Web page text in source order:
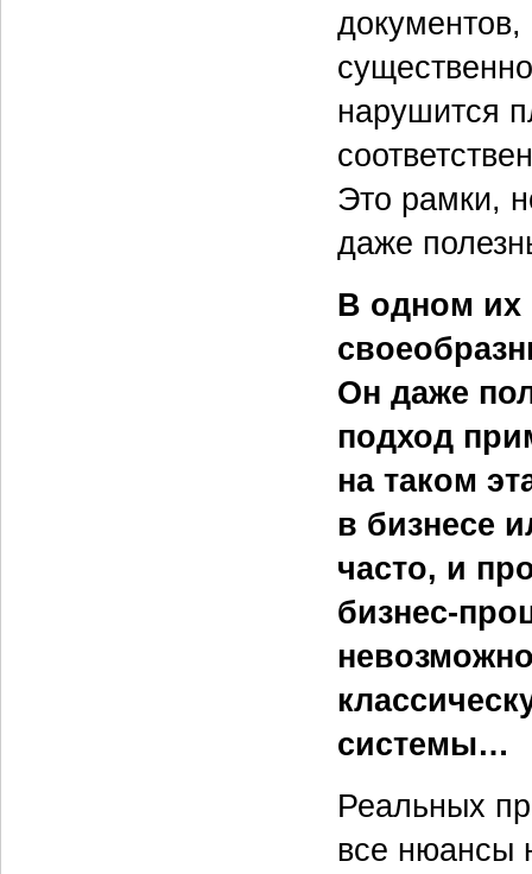
нарушится
Это рамки,
даже
В одном их
Он даже
подход
на таком
в бизнесе
часто, и
бизнес-
системы…
Реальных
все нюансы